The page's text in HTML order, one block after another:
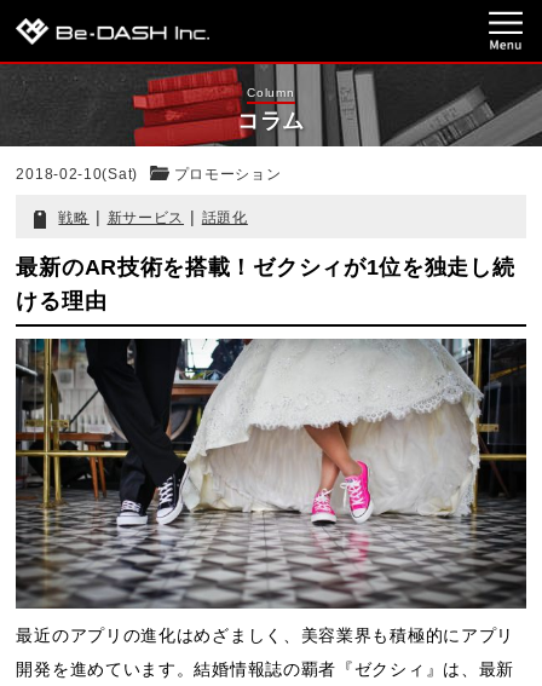
Column
コラム
2018-02-10(Sat) プロモーション
戦略 | 新サービス | 話題化
最新のAR技術を搭載！ゼクシィが1位を独走し続
ける理由
最近のアプリの進化はめざましく、美容業界も積極的にアプリ
開発を進めています。結婚情報誌の覇者『ゼクシィ』は、最新